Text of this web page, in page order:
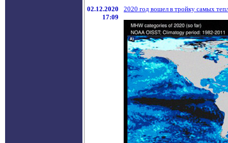
02.12.2020
17:09
2020 год вошел в тройку самых